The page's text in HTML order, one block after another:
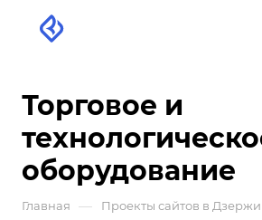
Торговое и
оборудование
Главная — Проекты сайтов в